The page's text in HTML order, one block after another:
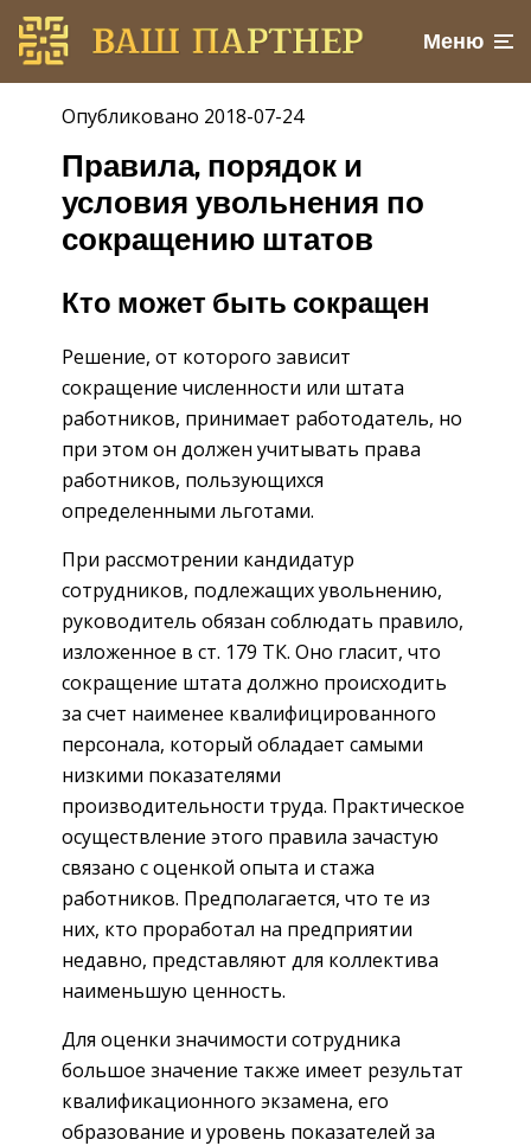
Меню
Опубликовано 2018-07-24
Правила, порядок и
условия увольнения по
сокращению штатов
Кто может быть сокращен
Решение, от которого зависит
сокращение численности или штата
работников, принимает работодатель, но
при этом он должен учитывать права
работников, пользующихся
определенными льготами.
При рассмотрении кандидатур
сотрудников, подлежащих увольнению,
руководитель обязан соблюдать правило,
изложенное в ст. 179 ТК. Оно гласит, что
сокращение штата должно происходить
за счет наименее квалифицированного
персонала, который обладает самыми
низкими показателями
производительности труда. Практическое
осуществление этого правила зачастую
связано с оценкой опыта и стажа
работников. Предполагается, что те из
них, кто проработал на предприятии
недавно, представляют для коллектива
наименьшую ценность.
Для оценки значимости сотрудника
большое значение также имеет результат
квалификационного экзамена, его
образование и уровень показателей за